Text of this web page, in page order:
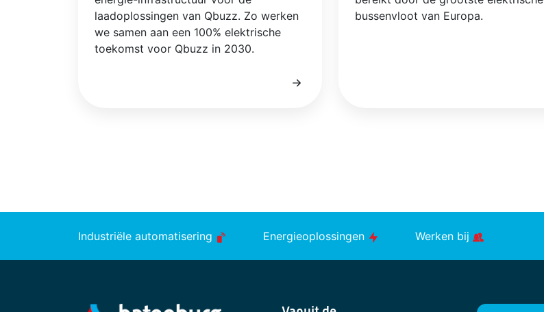
laadoplossingen van Qbuzz. Zo werken
we samen aan een 100% elektrische
toekomst voor Qbuzz in 2030.
bussenvloot van Europa.
Industriële automatisering Energieoplossingen Werken bij